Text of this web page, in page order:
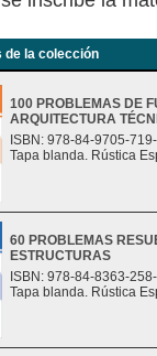
de la colección
100 PROBLEMAS DE
ARQUITECTURA
ISBN: 978-84-9705-
Tapa blanda. Rústica
60 PROBLEMAS
ESTRUCTURAS
ISBN: 978-84-8363-
Tapa blanda. Rústica